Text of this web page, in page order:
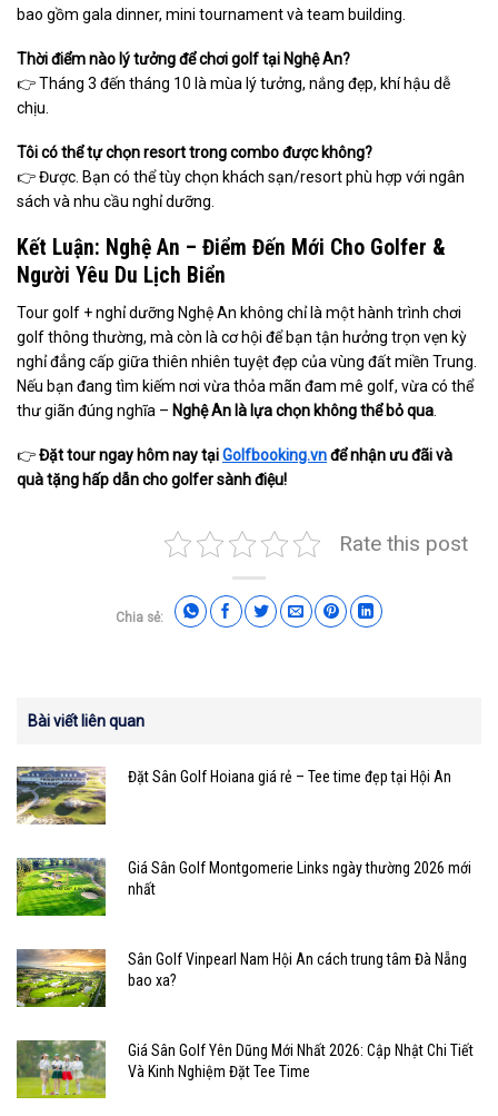
bao gồm gala dinner, mini tournament và team building.
Thời điểm nào lý tưởng để chơi golf tại Nghệ An?
👉 Tháng 3 đến tháng 10 là mùa lý tưởng, nắng đẹp, khí hậu dễ
chịu.
Tôi có thể tự chọn resort trong combo được không?
👉 Được. Bạn có thể tùy chọn khách sạn/resort phù hợp với ngân
sách và nhu cầu nghỉ dưỡng.
Kết Luận: Nghệ An – Điểm Đến Mới Cho Golfer &
Người Yêu Du Lịch Biển
Tour golf + nghỉ dưỡng Nghệ An không chỉ là một hành trình chơi
golf thông thường, mà còn là cơ hội để bạn tận hưởng trọn vẹn kỳ
nghỉ đẳng cấp giữa thiên nhiên tuyệt đẹp của vùng đất miền Trung.
Nếu bạn đang tìm kiếm nơi vừa thỏa mãn đam mê golf, vừa có thể
thư giãn đúng nghĩa – Nghệ An là lựa chọn không thể bỏ qua
👉Đặt tour ngay hôm nay tạiGolfbooking.vnđể nhận ưu đãi và
quà tặng hấp dẫn cho golfer sành điệu!
Rate this post
Chia sẻ:
Bài viết liên quan
Đặt Sân Golf Hoiana giá rẻ – Tee time đẹp tại Hội An
Giá Sân Golf Montgomerie Links ngày thường 2026 mới
nhất
Sân Golf Vinpearl Nam Hội An cách trung tâm Đà Nẵng
bao xa?
Giá Sân Golf Yên Dũng Mới Nhất 2026: Cập Nhật Chi Tiết
Và Kinh Nghiệm Đặt Tee Time